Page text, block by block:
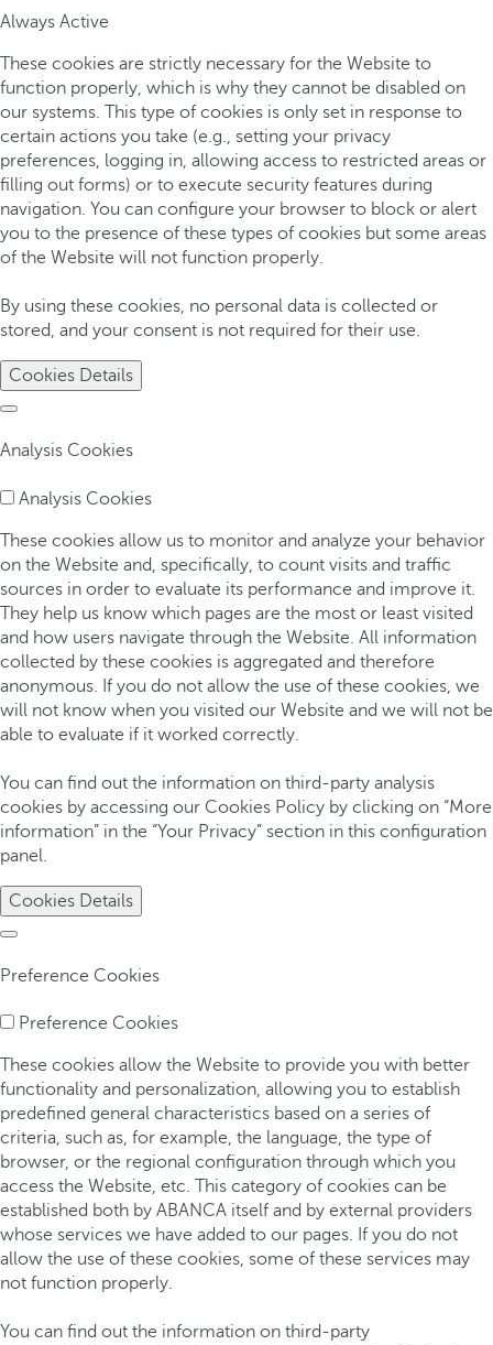
Always Active
These cookies are strictly necessary for the Website to
function properly, which is why they cannot be disabled on
our systems. This type of cookies is only set in response to
certain actions you take (e.g., setting your privacy
preferences, logging in, allowing access to restricted areas or
filling out forms) or to execute security features during
navigation. You can configure your browser to block or alert
you to the presence of these types of cookies but some areas
of the Website will not function properly.
By using these cookies, no personal data is collected or
stored, and your consent is not required for their use.
Cookies Details
Analysis Cookies
Analysis Cookies
These cookies allow us to monitor and analyze your behavior
on the Website and, specifically, to count visits and traffic
sources in order to evaluate its performance and improve it.
They help us know which pages are the most or least visited
and how users navigate through the Website. All information
collected by these cookies is aggregated and therefore
anonymous. If you do not allow the use of these cookies, we
will not know when you visited our Website and we will not be
able to evaluate if it worked correctly.
You can find out the information on third-party analysis
cookies by accessing our Cookies Policy by clicking on “More
information” in the “Your Privacy” section in this configuration
panel.
Cookies Details
Preference Cookies
Preference Cookies
These cookies allow the Website to provide you with better
functionality and personalization, allowing you to establish
predefined general characteristics based on a series of
criteria, such as, for example, the language, the type of
browser, or the regional configuration through which you
access the Website, etc. This category of cookies can be
established both by ABANCA itself and by external providers
whose services we have added to our pages. If you do not
allow the use of these cookies, some of these services may
not function properly.
You can find out the information on third-party